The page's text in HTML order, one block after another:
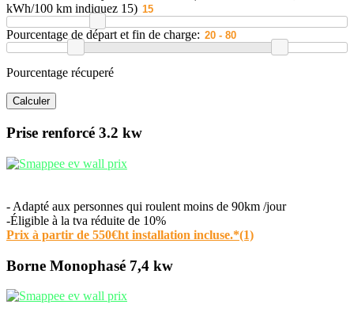
kWh/100 km indiquez 15)
Pourcentage de départ et fin de charge:
Pourcentage récuperé
Prise renforcé 3.2 kw
- Adapté aux personnes qui roulent moins de 90km /jour
-Éligible à la tva réduite de 10%
Prix à partir de 550€ht installation incluse.*(1)
Borne Monophasé 7,4 kw